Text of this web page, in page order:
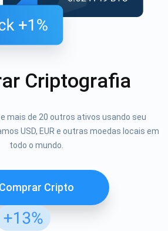
Criptografia
mais de 20 outros ativos usando seu
USD, EUR e outras moedas locais em
todo o mundo.
Comprar Cripto